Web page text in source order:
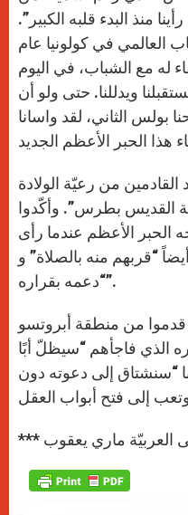
منذ البدء قلبه الكبير”.
العالمي في كولونيا عام
له مع الشباب، في اليوم
ويدللنا. حتى ولو أن
بولس الثاني، لقد واسانا
من رعيّة الولادة
القديس بطرس”. وأكّدوا
الحبر الأعظم عندما رأى
“قربهم منه بالصلاة” و
“دعمه بقراره”.
قدموا من منطقة أبروتسو
الذي فاجأهم “سيظلّ أبًا
“سنشتاق إلى دعوته دون